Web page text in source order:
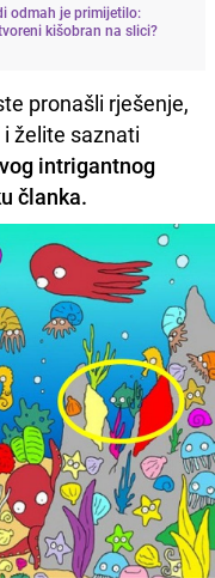
odmah je primijetilo:
kišobran na slici?
pronašli rješenje,
želite saznati
intrigantnog
članka.